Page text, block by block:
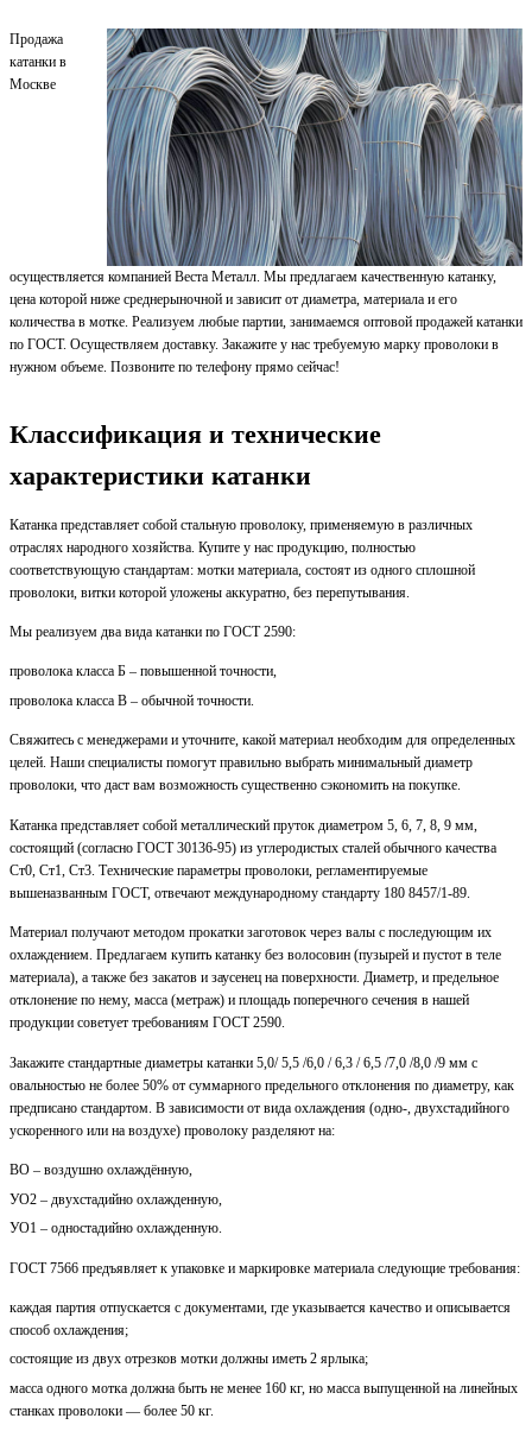
Продажа
катанки в
Москве
осуществляется компанией Веста Металл. Мы предлагаем качественную катанку,
цена которой ниже среднерыночной и зависит от диаметра, материала и его
количества в мотке. Реализуем любые партии, занимаемся оптовой продажей катанки
по ГОСТ. Осуществляем доставку. Закажите у нас требуемую марку проволоки в
нужном объеме. Позвоните по телефону прямо сейчас!
Классификация и технические
характеристики катанки
Катанка представляет собой стальную проволоку, применяемую в различных
отраслях народного хозяйства. Купите у нас продукцию, полностью
соответствующую стандартам: мотки материала, состоят из одного сплошной
проволоки, витки которой уложены аккуратно, без перепутывания.
Мы реализуем два вида катанки по ГОСТ 2590:
проволока класса Б – повышенной точности,
проволока класса В – обычной точности.
Свяжитесь с менеджерами и уточните, какой материал необходим для определенных
целей. Наши специалисты помогут правильно выбрать минимальный диаметр
проволоки, что даст вам возможность существенно сэкономить на покупке.
Катанка представляет собой металлический пруток диаметром 5, 6, 7, 8, 9 мм,
состоящий (согласно ГОСТ 30136-95) из углеродистых сталей обычного качества
Ст0, Ст1, Ст3. Технические параметры проволоки, регламентируемые
вышеназванным ГОСТ, отвечают международному стандарту 180 8457/1-89.
Материал получают методом прокатки заготовок через валы с последующим их
охлаждением. Предлагаем купить катанку без волосовин (пузырей и пустот в теле
материала), а также без закатов и заусенец на поверхности. Диаметр, и предельное
отклонение по нему, масса (метраж) и площадь поперечного сечения в нашей
продукции советует требованиям ГОСТ 2590.
Закажите стандартные диаметры катанки 5,0/ 5,5 /6,0 / 6,3 / 6,5 /7,0 /8,0 /9 мм с
овальностью не более 50% от суммарного предельного отклонения по диаметру, как
предписано стандартом. В зависимости от вида охлаждения (одно-, двухстадийного
ускоренного или на воздухе) проволоку разделяют на:
ВО – воздушно охлаждённую,
УО2 – двухстадийно охлажденную,
УО1 – одностадийно охлажденную.
ГОСТ 7566 предъявляет к упаковке и маркировке материала следующие требования:
каждая партия отпускается с документами, где указывается качество и описывается
способ охлаждения;
состоящие из двух отрезков мотки должны иметь 2 ярлыка;
масса одного мотка должна быть не менее 160 кг, но масса выпущенной на линейных
станках проволоки — более 50 кг.